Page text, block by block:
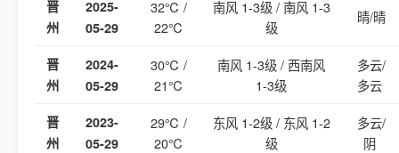
晋
州
2025-
05-29
32℃ /
22℃
南风 1-3级 / 南风 1-3
级
晴/晴
晋
州
2024-
05-29
30℃ /
21℃
南风 1-3级 / 西南风
1-3级
多云/
多云
晋
州
2023-
05-29
29℃ /
20℃
东风 1-2级 / 东风 1-2
级
多云/
阴